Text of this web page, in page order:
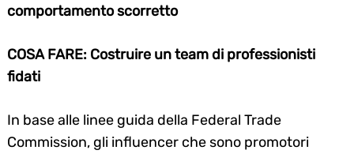
comportamento scorretto
COSA FARE: Costruire un team di professionisti
fidati
In base alle linee guida della Federal Trade
Commission, gli influencer che sono promotori